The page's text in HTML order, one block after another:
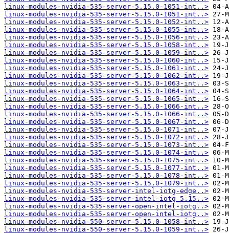
linux-modules-nvidia-535-server-5.15.0-1051-int..>
linux-modules-nvidia-535-server-5.15.0-1051-int..>
linux-modules-nvidia-535-server-5.15.0-1052-int..>
linux-modules-nvidia-535-server-5.15.0-1055-int..>
linux-modules-nvidia-535-server-5.15.0-1056-int..>
linux-modules-nvidia-535-server-5.15.0-1058-int..>
linux-modules-nvidia-535-server-5.15.0-1059-int..>
linux-modules-nvidia-535-server-5.15.0-1060-int..>
linux-modules-nvidia-535-server-5.15.0-1061-int..>
linux-modules-nvidia-535-server-5.15.0-1062-int..>
linux-modules-nvidia-535-server-5.15.0-1063-int..>
linux-modules-nvidia-535-server-5.15.0-1064-int..>
linux-modules-nvidia-535-server-5.15.0-1065-int..>
linux-modules-nvidia-535-server-5.15.0-1066-int..>
linux-modules-nvidia-535-server-5.15.0-1066-int..>
linux-modules-nvidia-535-server-5.15.0-1067-int..>
linux-modules-nvidia-535-server-5.15.0-1071-int..>
linux-modules-nvidia-535-server-5.15.0-1072-int..>
linux-modules-nvidia-535-server-5.15.0-1073-int..>
linux-modules-nvidia-535-server-5.15.0-1074-int..>
linux-modules-nvidia-535-server-5.15.0-1075-int..>
linux-modules-nvidia-535-server-5.15.0-1077-int..>
linux-modules-nvidia-535-server-5.15.0-1078-int..>
linux-modules-nvidia-535-server-5.15.0-1079-int..>
linux-modules-nvidia-535-server-intel-iotg-edge..>
linux-modules-nvidia-535-server-intel-iotg_5.15..>
linux-modules-nvidia-535-server-open-intel-iotg..>
linux-modules-nvidia-535-server-open-intel-iotg..>
linux-modules-nvidia-550-server-5.15.0-1058-int..>
linux-modules-nvidia-550-server-5.15.0-1059-int..>